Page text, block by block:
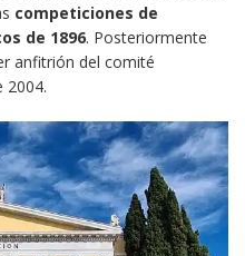
competiciones de
de 1896. Posteriormente
anfitrión del comité
2004.​